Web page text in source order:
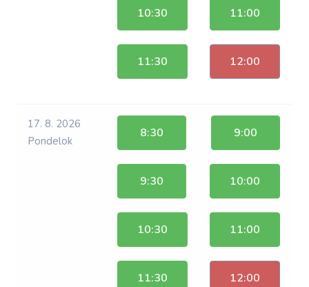
10:30 11:00
11:30 12:00
17. 8. 2026
Pondelok
8:30 9:00
9:30 10:00
10:30 11:00
11:30 12:00